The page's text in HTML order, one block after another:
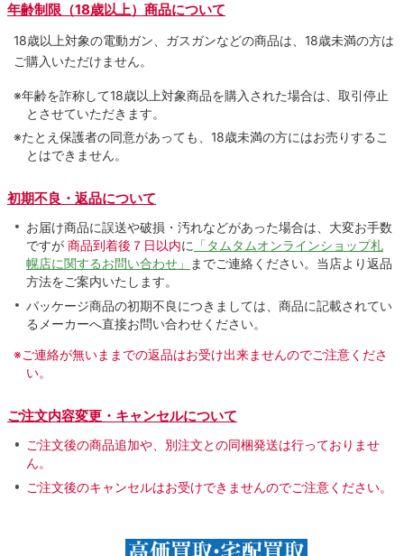
年齢制限（18歳以上）商品について
18歳以上対象の電動ガン、ガスガンなどの商品は、18歳未満の方は
ご購入いただけません。
※年齢を詐称して18歳以上対象商品を購入された場合は、取引停止
とさせていただきます。
※たとえ保護者の同意があっても、18歳未満の方にはお売りするこ
とはできません。
初期不良・返品について
お届け商品に誤送や破損・汚れなどがあった場合は、大変お手数
ですが 商品到着後７日以内に 「タムタムオンラインショップ札
幌店に関するお問い合わせ」
までご連絡ください。当店より返品
方法をご案内いたします。
パッケージ商品の初期不良につきましては、商品に記載されてい
るメーカーへ直接お問い合わせください。
※ご連絡が無いままでの返品はお受け出来ませんのでご注意くださ
い。
ご注文内容変更・キャンセルについて
ご注文後の商品追加や、別注文との同梱発送は行っておりませ
ん。
ご注文後のキャンセルはお受けできませんのでご注意ください。